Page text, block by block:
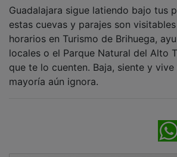
Guadalajara sigue latiendo bajo tus
estas cuevas y parajes son
horarios en Turismo de Brihuega,
locales o el Parque Natural del Alto
que te lo cuenten. Baja, siente y
mayoría aún ignora.